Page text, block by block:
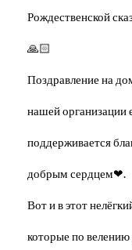
Рождественской
🙏🏻
Поздравление на
нашей организации
поддерживается
добрым сердцем❤.
Вот и в этот
которые по